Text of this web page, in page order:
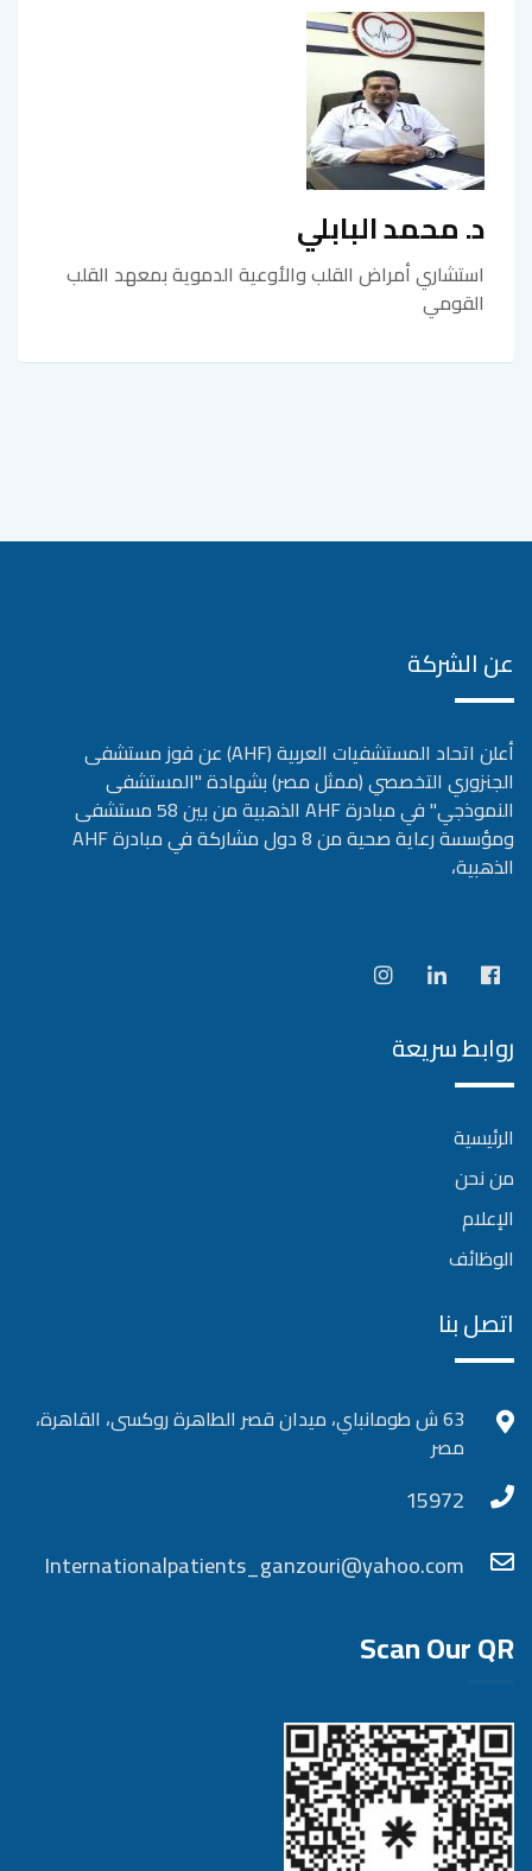
د. محمد البابلي
استشاري أمراض القلب والأوعية الدموية بمعهد القلب
القومي
عن الشركة
أعلن اتحاد المستشفيات العربية (AHF) عن فوز مستشفى
الجنزوري التخصصي (ممثل مصر) بشهادة "المستشفى
النموذجي" في مبادرة AHF الذهبية من بين 58 مستشفى
ومؤسسة رعاية صحية من 8 دول مشاركة في مبادرة AHF
الذهبية،
روابط سريعة
الرئيسية
من نحن
الإعلام
الوظائف
اتصل بنا
63 ش طومانباي، ميدان قصر الطاهرة روكسى، القاهرة،
مصر
15972
Internationalpatients_ganzouri@yahoo.com
Scan Our QR